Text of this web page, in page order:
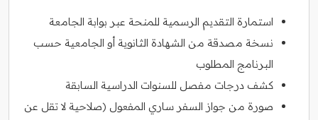
استمارة التقديم الرسمية للمنحة عبر بوابة الجامعة
نسخة مصدقة من الشهادة الثانوية أو الجامعية حسب
البرنامج المطلوب
كشف درجات مفصل للسنوات الدراسية السابقة
صورة من جواز السفر ساري المفعول (صلاحية لا تقل عن